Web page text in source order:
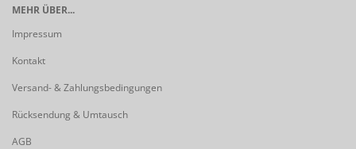
MEHR ÜBER...
Impressum
Kontakt
Versand- & Zahlungsbedingungen
Rücksendung & Umtausch
AGB